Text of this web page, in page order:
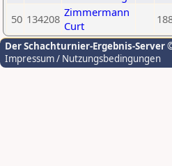
50 134208 Zimmermann
Curt
Der Schachturnier-Ergebnis-Server
Impressum / Nutzungsbedingungen